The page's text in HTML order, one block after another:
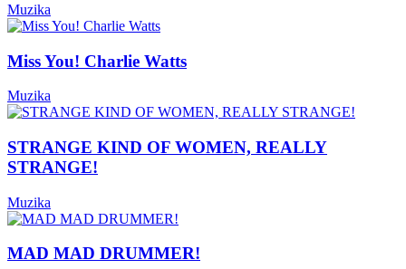
Muzika
Miss You! Charlie Watts
Muzika
STRANGE KIND OF WOMEN, REALLY
STRANGE!
Muzika
MAD MAD DRUMMER!